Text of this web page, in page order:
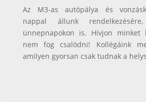
Az M3-as autópálya és
nappal állunk
ünnepnapokon is. Hívjon minket
nem fog csalódni! Kollégáink
amilyen gyorsan csak tudnak a